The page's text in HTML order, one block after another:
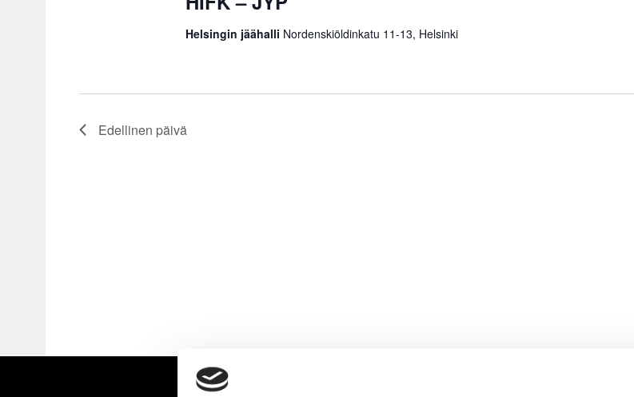
Helsingin jäähalli Nordenskiöldinkatu 11-13, Helsinki
Edellinen päivä